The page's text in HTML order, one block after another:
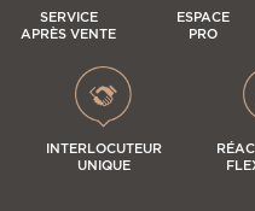
SERVICE
APRÈS VENTE
ESPACE
PRO
INTERLOCUTEUR
UNIQUE